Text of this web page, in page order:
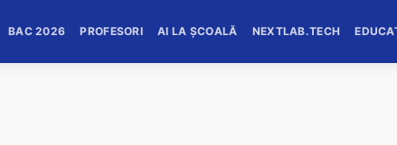
BAC 2026 PROFESORI AI LA ȘCOALĂ NEXTLAB.TECH